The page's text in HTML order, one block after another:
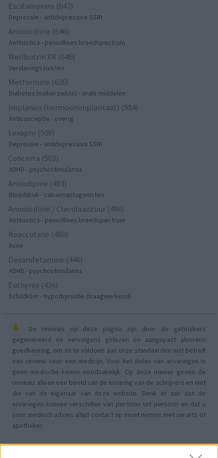
Escitalopram (647)
Depressie - antidepressiva SSRI
Amoxicilline (646)
Antibiotica - penicillines breedspectrum
Wellbutrin XR (646)
Verslavingsziekten
Metformine (620)
Diabetes (suikerziekte) - orale middelen
Implanon (hormoonimplantaat) (584)
Anticonceptie - overig
Lexapro (509)
Depressie - antidepressiva SSRI
Concerta (503)
ADHD - psychostimulantia
Amlodipine (493)
Bloeddruk - calciumantagonisten
Amoxicilline / Clavulaanzuur (486)
Antibiotica - penicillines breedspectrum
Roaccutane (480)
Acne
Dexamfetamine (446)
ADHD - psychostimulantia
Euthyrox (436)
Schildklier - hypothyroidie (traagwerkend)
De reviews op deze pagina zijn door de gebruikers
gegenereerd en vervolgens gelezen en aangepast alvorens
goedkeuring, om zo te voldoen aan onze standaarden wat betreft
een review voor een medicijn. Voor het delen van ervaringen is
geen medische kennis noodzakelijk. Op deze manier geven de
reviews alleen een beeld van de ervaring van de schrijvers en niet
die van de eigenaar van deze website. Denk er aan dat de
ervaringen kunnen verschillen van persoon tot persoon en dat u
voor medisch advies altijd contact op moet nemen met uw arts of
apotheker.